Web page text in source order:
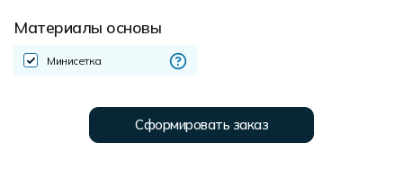
Материалы основы
Минисетка
Сформировать заказ